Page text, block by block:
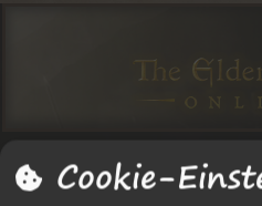
O
O
A
Anmelden Registrieren
Cookie-